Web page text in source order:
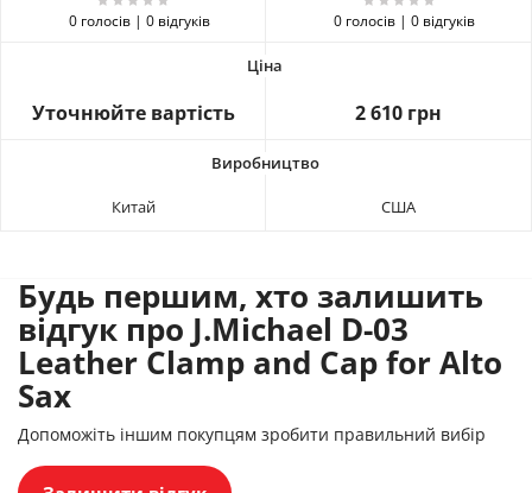
0 голосів | 0 відгуків 0 голосів | 0 відгуків
Уточнюйте вартість 2 610 грн
Китай США
Будь першим, хто залишить
відгук про J.Michael D-03
Leather Clamp and Cap for Alto
Sax
Допоможіть іншим покупцям зробити правильний вибір